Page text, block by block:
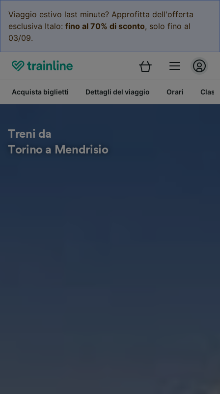
Viaggio estivo last minute? Approfitta dell'offerta
esclusiva Italo: fino al 70% di sconto, solo fino al
03/09.
Acquista biglietti Dettagli del viaggio Orari
Treni da
Torino a Mendrisio